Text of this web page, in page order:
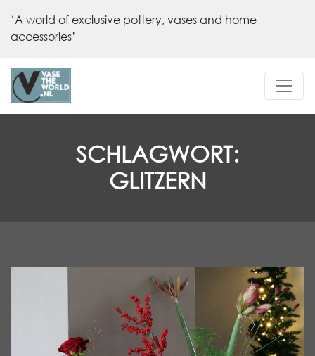
‘A world of exclusive pottery, vases and home
accessories’
SCHLAGWORT:
GLITZERN